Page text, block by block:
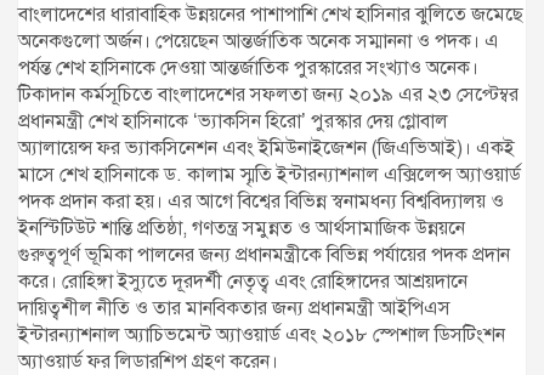
বাংলাদেশের ধারাবাহিক উন্নয়নের পাশাপাশি শেখ হাসিনার ঝুলিতে জমেছে
অনেকগুলো অর্জন। পেয়েছেন আন্তর্জাতিক অনেক সম্মাননা ও পদক। এ
পর্যন্ত শেখ হাসিনাকে দেওয়া আন্তর্জাতিক পুরস্কারের সংখ্যাও অনেক।
টিকাদান কর্মসূচিতে বাংলাদেশের সফলতা জন্য ২০১৯ এর ২৩ সেপ্টেম্বর
প্রধানমন্ত্রী শেখ হাসিনাকে ‘ভ্যাকসিন হিরো’ পুরস্কার দেয় গ্লোবাল
অ্যালায়েন্স ফর ভ্যাকসিনেশন এবং ইমিউনাইজেশন (জিএভিআই)। একই
মাসে শেখ হাসিনাকে ড. কালাম স্মৃতি ইন্টারন্যাশনাল এক্সিলেন্স অ্যাওয়ার্ড
পদক প্রদান করা হয়। এর আগে বিশ্বের বিভিন্ন স্বনামধন্য বিশ্ববিদ্যালয় ও
ইনস্টিটিউট শান্তি প্রতিষ্ঠা, গণতন্ত্র সমুন্নত ও আর্থসামাজিক উন্নয়নে
গুরুত্বপূর্ণ ভূমিকা পালনের জন্য প্রধানমন্ত্রীকে বিভিন্ন পর্যায়ের পদক প্রদান
করে। রোহিঙ্গা ইস্যুতে দূরদর্শী নেতৃত্ব এবং রোহিঙ্গাদের আশ্রয়দানে
দায়িত্বশীল নীতি ও তার মানবিকতার জন্য প্রধানমন্ত্রী আইপিএস
ইন্টারন্যাশনাল অ্যাচিভমেন্ট অ্যাওয়ার্ড এবং ২০১৮ স্পেশাল ডিসটিংশন
অ্যাওয়ার্ড ফর লিডারশিপ গ্রহণ করেন।